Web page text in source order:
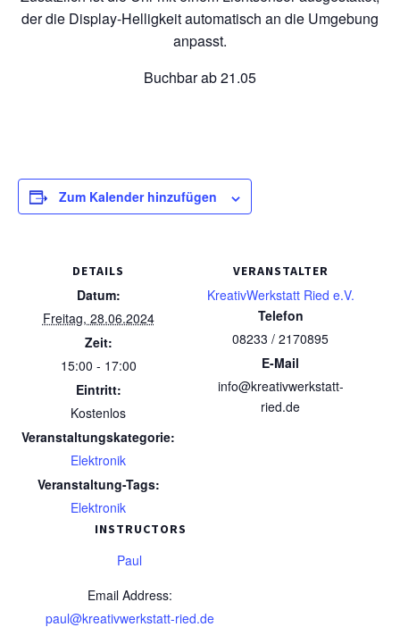
der die Display-Helligkeit automatisch an die Umgebung
anpasst.
Buchbar ab 21.05
Zum Kalender hinzufügen
DETAILS
Datum:
Freitag, 28.06.2024
Zeit:
15:00 - 17:00
Eintritt:
Kostenlos
Veranstaltungskategorie:
Elektronik
Veranstaltung-Tags:
Elektronik
VERANSTALTER
KreativWerkstatt Ried e.V.
Telefon
08233 / 2170895
E-Mail
info@kreativwerkstatt-
ried.de
INSTRUCTORS
Paul
Email Address:
paul@kreativwerkstatt-ried.de